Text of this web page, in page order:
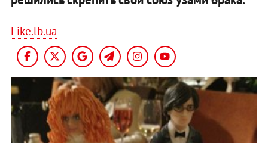
Like.lb.ua